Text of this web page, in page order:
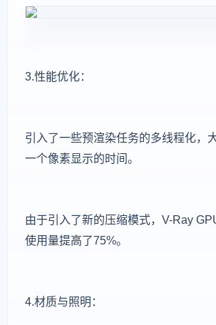
3.性能优化：
引入了一些预渲染任务的多线程化，
一个像素显示的时间。
由于引入了新的压缩模式，V-Ray
使用量提高了75%。
4.材质与照明：